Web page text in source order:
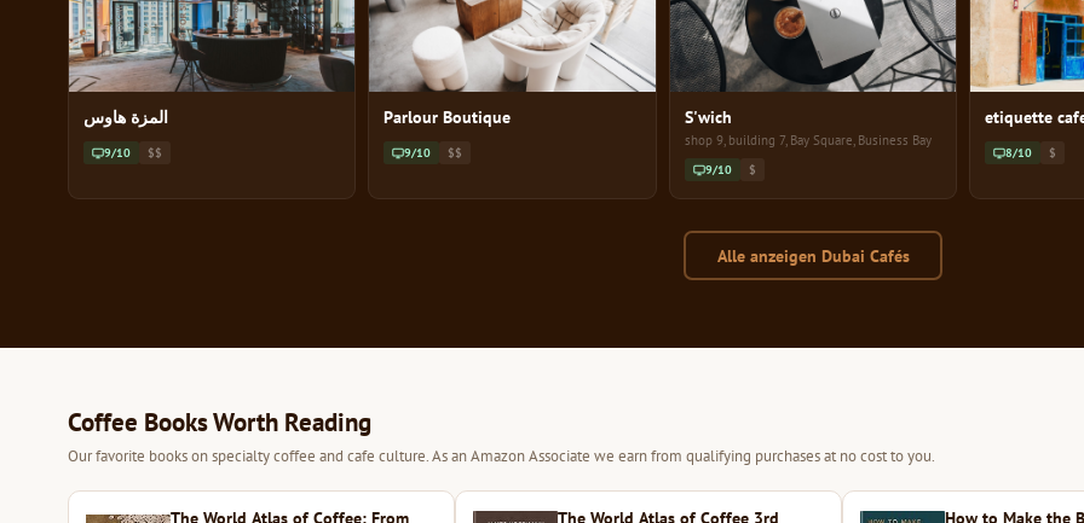
المزة هاوس
9/10 $$
Parlour Boutique
9/10 $$
S'wich
shop 9, building 7, Bay Square, Business Bay
9/10 $
etiquette
8/10 $
Alle anzeigen Dubai Cafés
Coffee Books Worth Reading
Our favorite books on specialty coffee and cafe culture. As an Amazon Associate we earn from qualifying purchases at no cost to you.
The World Atlas of Coffee: From The World Atlas of Coffee 3rd How to Make the